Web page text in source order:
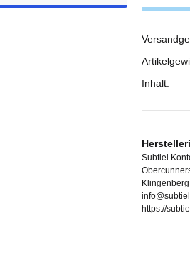
Wert
Inhalt:
Subtiel
https://